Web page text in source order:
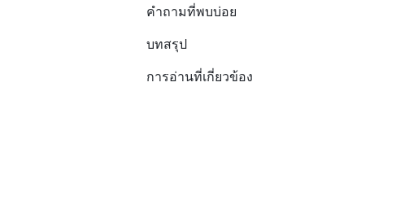
คำถามที่พบบ่อย
บทสรุป
การอ่านที่เกี่ยวข้อง